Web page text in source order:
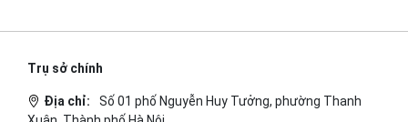
Trụ sở chính
Địa chỉ:
Số 01 phố Nguyễn Huy Tưởng, phường Thanh